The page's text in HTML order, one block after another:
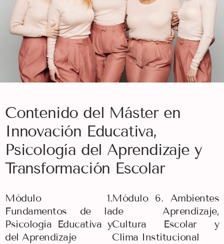
Contenido del Máster en
Innovación Educativa,
Psicología del Aprendizaje y
Transformación Escolar
Módulo 1.
Fundamentos de la
Psicología Educativa y
del Aprendizaje
Módulo 6. Ambientes
de Aprendizaje,
Cultura Escolar y
Clima Institucional